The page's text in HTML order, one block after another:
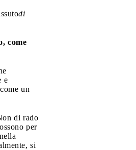
di
come
e
un
di rado
per
si